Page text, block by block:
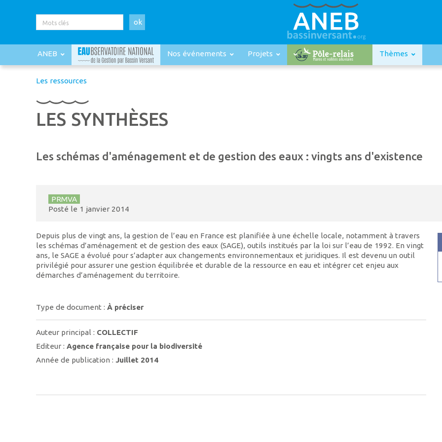
ok
ANEB Nos événements Projets Thèmes
Les ressources
LES SYNTHÈSES
Les schémas d'aménagement et de gestion des eaux : vingts ans d'existence
PRMVA
Posté le 1 janvier 2014
Depuis plus de vingt ans, la gestion de l’eau en France est planifiée à une échelle locale, notamment à travers
les schémas d’aménagement et de gestion des eaux (SAGE), outils institués par la loi sur l’eau de 1992. En vingt
ans, le SAGE a évolué pour s’adapter aux changements environnementaux et juridiques. Il est devenu un outil
privilégié pour assurer une gestion équilibrée et durable de la ressource en eau et intégrer cet enjeu aux
démarches d’aménagement du territoire.
Type de document :À préciser
Auteur principal : COLLECTIF
Editeur :Agence française pour la biodiversité
Année de publication : Juillet 2014